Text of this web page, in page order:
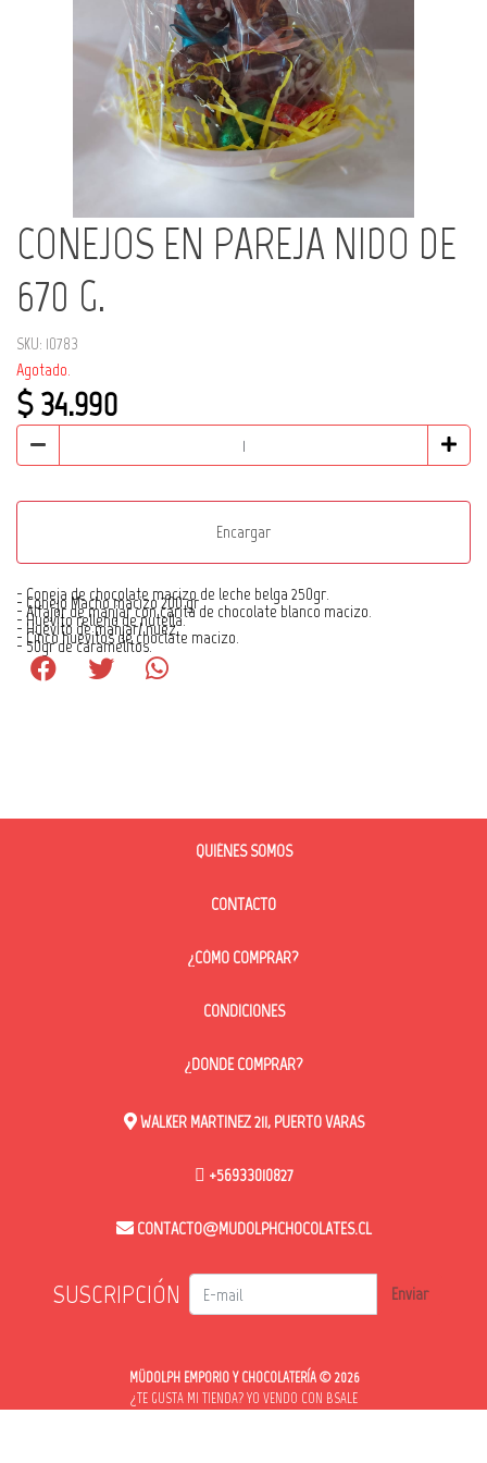
CONEJOS EN PAREJA NIDO DE
670 G.
SKU: 10783
Agotado.
$ 34.990
Encargar
- Coneja de chocolate macizo de leche belga 250gr.
- Conejo Macho macizo 200 gr
- Alfajor de manjar con carita de chocolate blanco macizo.
- Huevito relleno de nutella.
- Huevito de manjar/ nuez.
- Cinco huevitos de choclate macizo.
- 50gr de caramelitos.
QUIÉNES SOMOS
CONTACTO
¿CÓMO COMPRAR?
CONDICIONES
¿DONDE COMPRAR?
WALKER MARTINEZ 211, PUERTO VARAS
+56933010827
CONTACTO@MUDOLPHCHOCOLATES.CL
SUSCRIPCIÓN Enviar
MÜDOLPH EMPORIO Y CHOCOLATERÍA © 2026
¿TE GUSTA MI TIENDA? YO VENDO CON BSALE